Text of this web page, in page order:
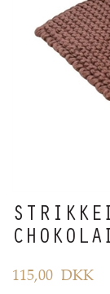
115,00 DKK